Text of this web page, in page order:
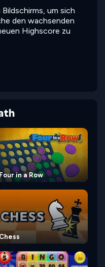
um sich
den wachsenden
Highscore zu
Four in a Row
Chess